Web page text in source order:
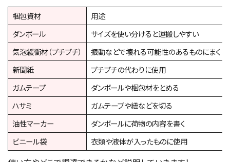
梱包資材
用途
ダンボール
サイズを使い分けると運搬しやすい
気泡緩衝材（プチプチ）
振動などで壊れる可能性のあるものにまく
新聞紙
プチプチの代わりに使用
ガムテープ
ダンボールや梱包材をとめる
ハサミ
ガムテープや紐などを切る
油性マーカー
ダンボールに荷物の内容を書く
ビニール袋
衣類や液体が入ったものに使用